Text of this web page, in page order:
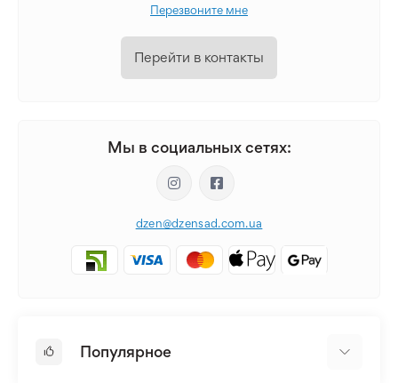
Перезвоните мне
Перейти в контакты
Мы в социальных сетях:
dzen@dzensad.com.ua
Популярное